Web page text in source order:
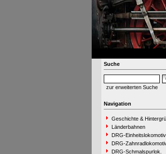
Suche
zur erweiterten Suche
Navigation
Geschichte &
Länderbahnen
DRG-
DRG-
DRG-Schmalspurlok.